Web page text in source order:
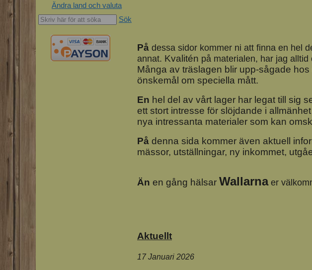
Ändra land och valuta
Sök
På dessa sidor kommer ni att finna en hel
annat. Kvalitén på materialen, har jag
Många av träslagen blir upp-sågade hos
önskemål om speciella mått.
En hel del av vårt lager har legat till sig
ett stort intresse för slöjdande i
nya intressanta materialer som kan
På denna sida kommer även aktuell
mässor, utställningar, ny inkommet,
Än en gång hälsar Wallarnaer
Aktuellt
17 Januari 2026